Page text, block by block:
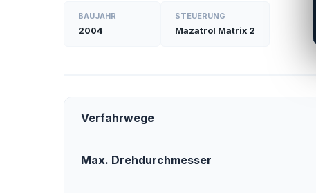
BAUJAHR
2004
STEUERUNG
Mazatrol Matrix 2
Verfahrwege
Max. Drehdurchmesser